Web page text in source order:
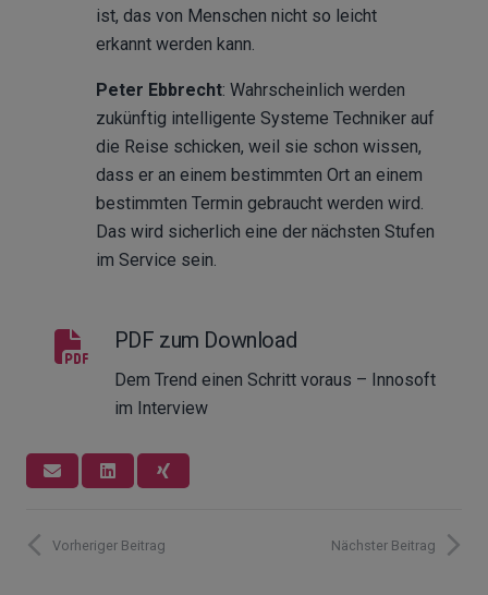
ist, das von Menschen nicht so leicht
erkannt werden kann.
Peter Ebbrecht: Wahrscheinlich werden
zukünftig intelligente Systeme Techniker auf
die Reise schicken, weil sie schon wissen,
dass er an einem bestimmten Ort an einem
bestimmten Termin gebraucht werden wird.
Das wird sicherlich eine der nächsten Stufen
im Service sein.
PDF zum Download
Dem Trend einen Schritt voraus – Innosoft
im Interview
Vorheriger Beitrag Nächster Beitrag